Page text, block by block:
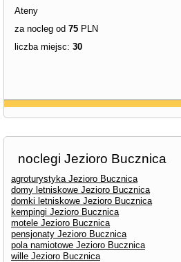
Ateny
za nocleg od 75 PLN
liczba miejsc: 30
noclegi Jezioro Bucznica
agroturystyka Jezioro Bucznica
domy letniskowe Jezioro Bucznica
domki letniskowe Jezioro Bucznica
kempingi Jezioro Bucznica
motele Jezioro Bucznica
pensjonaty Jezioro Bucznica
pola namiotowe Jezioro Bucznica
wille Jezioro Bucznica